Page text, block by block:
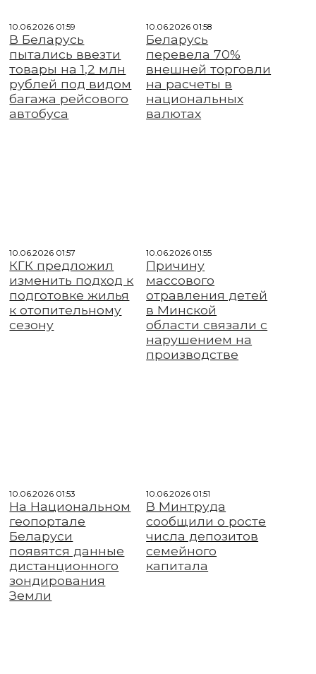
10.06.2026 01:59
В Беларусь
пытались ввезти
товары на 1,2 млн
рублей под видом
багажа рейсового
автобуса
10.06.2026 01:58
Беларусь
перевела 70%
внешней торговли
на расчеты в
национальных
валютах
10.06.2026 01:57
КГК предложил
изменить подход к
подготовке жилья
к отопительному
сезону
10.06.2026 01:55
Причину
массового
отравления детей
в Минской
области связали с
нарушением на
производстве
10.06.2026 01:53
На Национальном
геопортале
Беларуси
появятся данные
дистанционного
зондирования
Земли
10.06.2026 01:51
В Минтруда
сообщили о росте
числа депозитов
семейного
капитала